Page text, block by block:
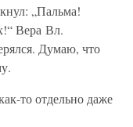
„Пальма!
Вера Вл.
Думаю, что
то отдельно даже